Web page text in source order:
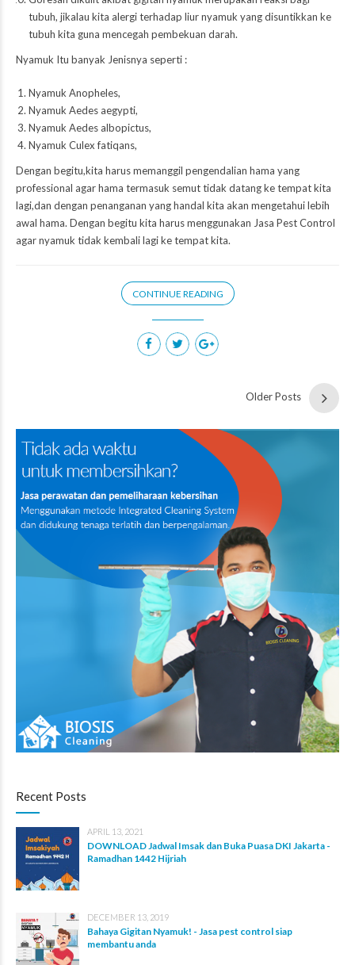
tubuh, jikalau kita alergi terhadap liur nyamuk yang disuntikkan ke
tubuh kita guna mencegah pembekuan darah.
Nyamuk Itu banyak Jenisnya seperti :
Nyamuk Anopheles,
Nyamuk Aedes aegypti,
Nyamuk Aedes albopictus,
Nyamuk Culex fatiqans,
Dengan begitu,kita harus memanggil pengendalian hama yang
professional agar hama termasuk semut tidak datang ke tempat kita
lagi,dan dengan penanganan yang handal kita akan mengetahui lebih
awal hama. Dengan begitu kita harus menggunakan Jasa Pest Control
agar nyamuk tidak kembali lagi ke tempat kita.
CONTINUE READING
Older Posts
Recent Posts
APRIL 13, 2021
DOWNLOAD Jadwal Imsak dan Buka Puasa DKI Jakarta -
Ramadhan 1442 Hijriah
DECEMBER 13, 2019
Bahaya Gigitan Nyamuk! - Jasa pest control siap
membantu anda